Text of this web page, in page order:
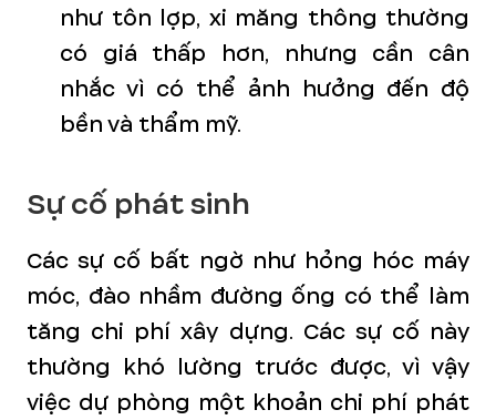
như tôn lợp, xi măng thông thường
có giá thấp hơn, nhưng cần cân
nhắc vì có thể ảnh hưởng đến độ
bền và thẩm mỹ.
Sự cố phát sinh
Các sự cố bất ngờ như hỏng hóc máy
móc, đào nhầm đường ống có thể làm
tăng chi phí xây dựng. Các sự cố này
thường khó lường trước được, vì vậy
việc dự phòng một khoản chi phí phát